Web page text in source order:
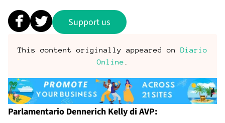
Support us
This content originally appeared on Diario
Online
Parlamentario Dennerich Kelly di AVP: